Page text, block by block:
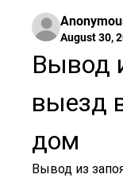
August 30,
Вывод
выезд
дом
Вывод из